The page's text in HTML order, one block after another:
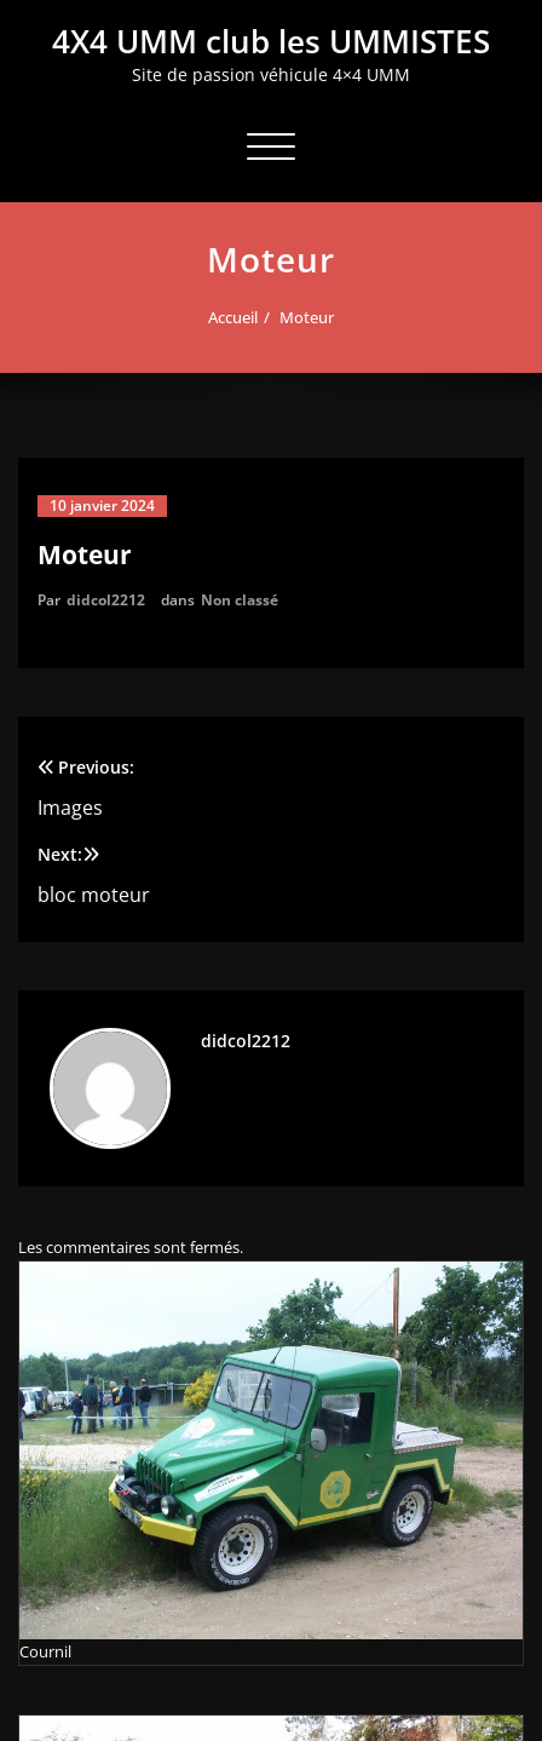
4X4 UMM club les UMMISTES
Site de passion véhicule 4×4 UMM
Afficher/masquer la navigation
Moteur
Accueil Moteur
10 janvier 2024
Moteur
Par didcol2212 dans Non classé
Navigation
de
l’article
Previous:
Images
Next:
bloc moteur
didcol2212
Les commentaires sont fermés.
Cournil